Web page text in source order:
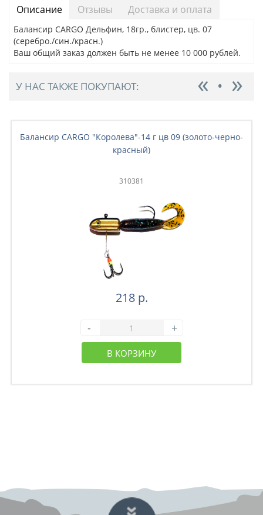
Описание Отзывы Доставка и оплата
Балансир CARGO Дельфин, 18гр., блистер, цв. 07
(серебро./син./красн.)
Ваш общий заказ должен быть не менее 10 000 рублей.
У НАС ТАКЖЕ ПОКУПАЮТ:
Балансир CARGO "Королева"-14 г цв 09 (золото-черно-
красный)
310381
218 р.
- +
В КОРЗИНУ